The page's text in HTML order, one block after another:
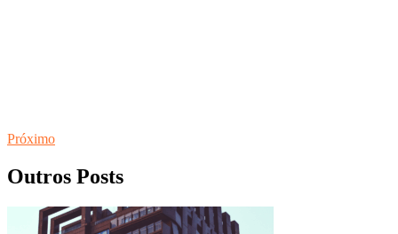
Próximo
Outros Posts